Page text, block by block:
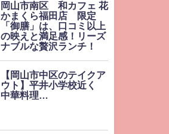
岡山市南区 和カフェ 花
かまくら福田店 限定
「御膳」は、口コミ以上
の映えと満足感！リーズ
ナブルな贅沢ランチ！
【岡山市中区のテイクア
ウト】平井小学校近く
中華料理…